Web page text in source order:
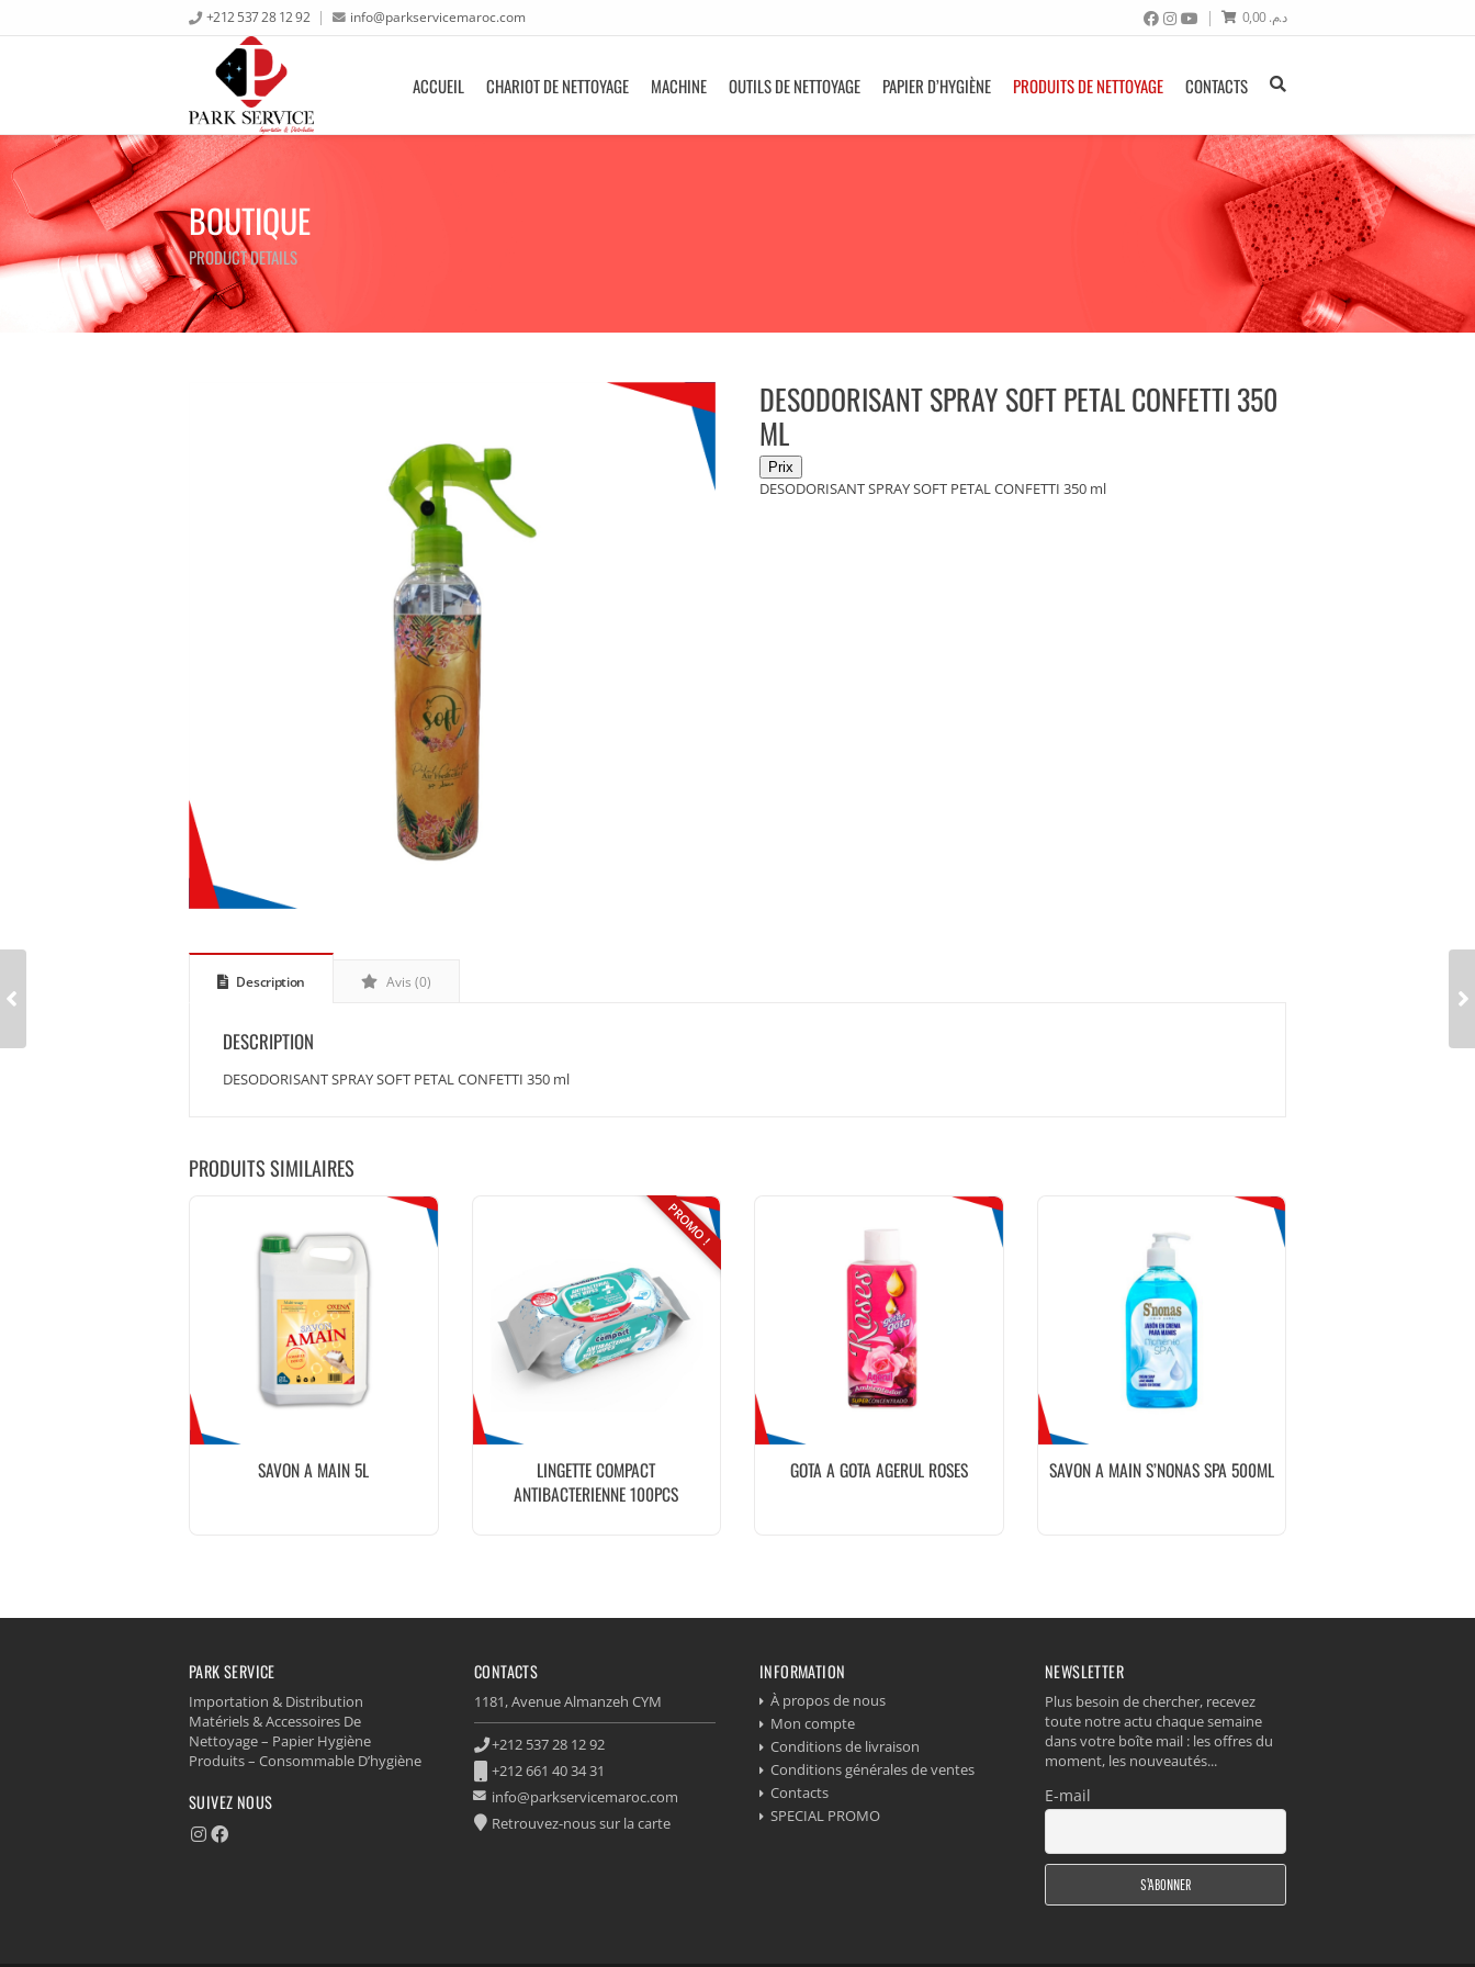
+212 537 28 12 92 info@parkservicemaroc.com د.م.0,00
ACCUEIL CHARIOT DE NETTOYAGE MACHINE OUTILS DE NETTOYAGE PAPIER D’HYGIÈNE PRODUITS DE NETTOYAGE CONTACTS
BOUTIQUE
PRODUCT DETAILS
DESODORISANT SPRAY SOFT PETAL CONFETTI 350
ML
DESODORISANT SPRAY SOFT PETAL CONFETTI 350 ml
Description Avis (0)
DESCRIPTION
DESODORISANT SPRAY SOFT PETAL CONFETTI 350 ml
PRODUITS SIMILAIRES
SAVON A MAIN 5L
PROMO !
LINGETTE COMPACT
ANTIBACTERIENNE 100PCS
GOTA A GOTA AGERUL ROSES SAVON A MAIN S’NONAS SPA 500ML
PARK SERVICE
Importation & Distribution
Matériels & Accessoires De
Nettoyage – Papier Hygiène
Produits – Consommable D’hygiène
SUIVEZ NOUS
CONTACTS
1181, Avenue Almanzeh CYM
+212 537 28 12 92
+212 661 40 34 31
info@parkservicemaroc.com
Retrouvez-nous sur la carte
INFORMATION
À propos de nous
Mon compte
Conditions de livraison
Conditions générales de ventes
Contacts
SPECIAL PROMO
NEWSLETTER
Plus besoin de chercher, recevez
toute notre actu chaque semaine
dans votre boîte mail : les offres du
moment, les nouveautés...
E-mail